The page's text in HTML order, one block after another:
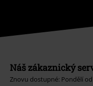
Náš zákaznický
Znovu dostupné: Pondělí od